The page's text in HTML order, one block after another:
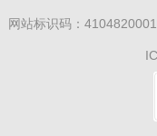
网站标识码：